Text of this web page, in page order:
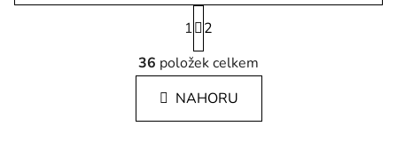
Ovládací prvky výpisu
Stránkování
1
2
36 položek celkem
NAHORU